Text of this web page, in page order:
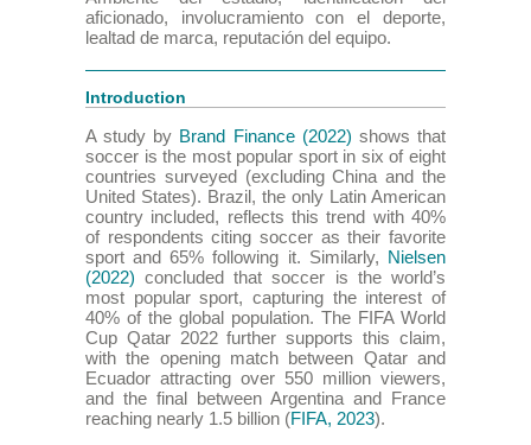
aficionado, involucramiento con el deporte,
lealtad de marca, reputación del equipo.
Introduction
A study by Brand Finance (2022) shows that
soccer is the most popular sport in six of eight
countries surveyed (excluding China and the
United States). Brazil, the only Latin American
country included, reflects this trend with 40%
of respondents citing soccer as their favorite
sport and 65% following it. Similarly, Nielsen
(2022) concluded that soccer is the world’s
most popular sport, capturing the interest of
40% of the global population. The FIFA World
Cup Qatar 2022 further supports this claim,
with the opening match between Qatar and
Ecuador attracting over 550 million viewers,
and the final between Argentina and France
reaching nearly 1.5 billion (FIFA, 2023).